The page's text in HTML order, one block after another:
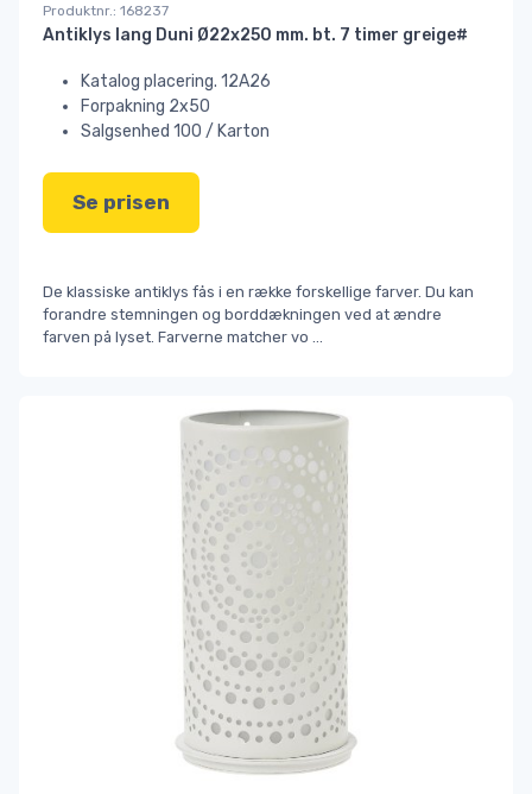
Produktnr.: 168237
Antiklys lang Duni Ø22x250 mm. bt. 7 timer greige#
Katalog placering. 12A26
Forpakning 2x50
Salgsenhed 100 / Karton
Se prisen
De klassiske antiklys fås i en række forskellige farver. Du kan
forandre stemningen og borddækningen ved at ændre
farven på lyset. Farverne matcher vo